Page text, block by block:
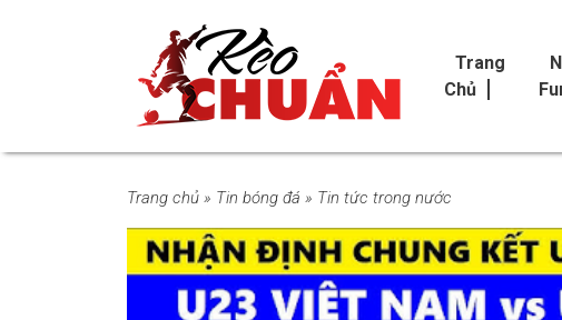
Trang
Chủ
Trang chủ » Tin bóng đá » Tin tức trong nước